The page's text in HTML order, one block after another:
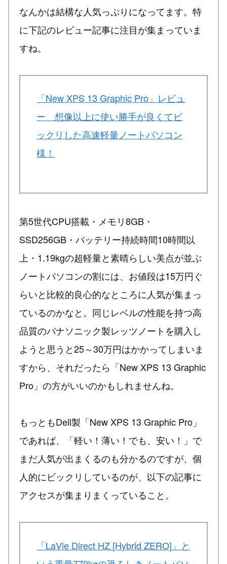
なんかは結構な人気っぷりになってます。特
に下記のレビュー記事に注目が集まっていま
すね。
「New XPS 13 Graphic Pro」レビュ
ー 想像以上に使い勝手が良くてビ
ックリした高速軽量ノートパソコン
様！
第5世代CPU搭載・メモリ8GB・
SSD256GB・バッテリー持続時間10時間以
上・1.19kgの超軽量と素晴らしい美点が並ぶ
ノートパソコンの割には、お値段は15万円ぐ
らいと比較的良心的なところに人気が集まっ
ているのかなと。同じレベルの性能を持つ高
品質のパナソニック製レッツノートを購入し
ようと思うと25～30万円はかかってしまいま
すから、それだったら「New XPS 13 Graphic
Pro」の方がいいのかもしれませんね。
もっともDell製「New XPS 13 Graphic Pro」
であれば、「軽い！薄い！でも、安い！」で
まだ人気が出まくるのも分かるのですが、個
人的にビックリしているのが、以下の記事に
アクセスが集まりまくっていること。
「LaVie Direct HZ [Hybrid ZERO]」と